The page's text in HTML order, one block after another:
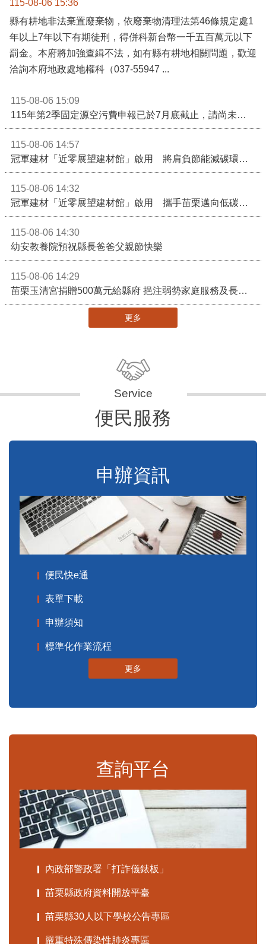
115-08-06 15:36
縣有耕地非法棄置廢棄物，依廢棄物清理法第46條規定處1
年以上7年以下有期徒刑，得併科新台幣一千五百萬元以下
罰金。本府將加強查緝不法，如有縣有耕地相關問題，歡迎
115-08-06 15:09
115-08-06 14:57
115-08-06 14:32
115-08-06 14:30
幼安教養院預祝縣長爸爸父親節快樂
115-08-06 14:29
更多
便民服務
申辦資訊
便民快e通
表單下載
申辦須知
標準化作業流程
更多
查詢平台
內政部警政署「打詐儀錶板」
苗栗縣政府資料開放平臺
苗栗縣30人以下學校公告專區
嚴重特殊傳染性肺炎專區